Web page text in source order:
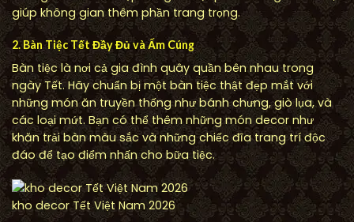
giúp không gian thêm phần trang trọng.
2. Bàn Tiệc Tết Đầy Đủ và Ấm Cúng
Bàn tiệc là nơi cả gia đình quây quần bên nhau trong
ngày Tết. Hãy chuẩn bị một bàn tiệc thật đẹp mắt với
những món ăn truyền thống như bánh chưng, giò lụa, và
các loại mứt. Bạn có thể thêm những món decor như
khăn trải bàn màu sắc và những chiếc đĩa trang trí độc
đáo để tạo điểm nhấn cho bữa tiệc.
kho decor Tết Việt Nam 2026